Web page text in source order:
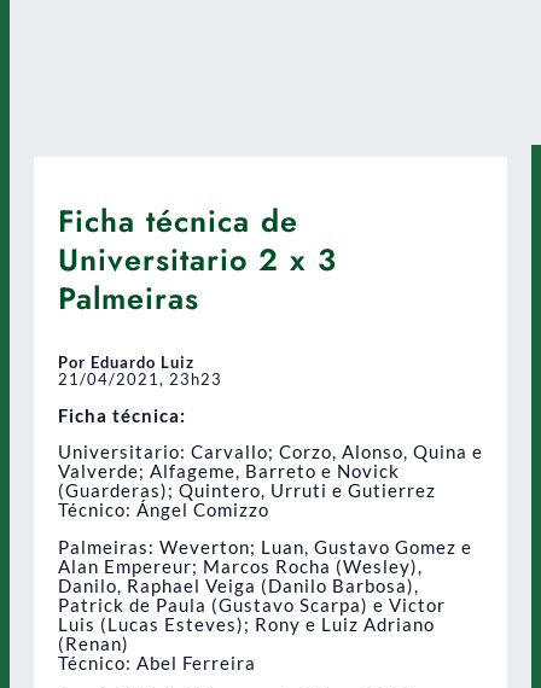
Ficha técnica de
Universitario 2 x 3
Palmeiras
Por Eduardo Luiz
21/04/2021, 23h23
Ficha técnica:
Universitario: Carvallo; Corzo, Alonso, Quina e
Valverde; Alfageme, Barreto e Novick
(Guarderas); Quintero, Urruti e Gutierrez
Técnico: Ángel Comizzo
Palmeiras: Weverton; Luan, Gustavo Gomez e
Alan Empereur; Marcos Rocha (Wesley),
Danilo, Raphael Veiga (Danilo Barbosa),
Patrick de Paula (Gustavo Scarpa) e Victor
Luis (Lucas Esteves); Rony e Luiz Adriano
(Renan)
Técnico: Abel Ferreira